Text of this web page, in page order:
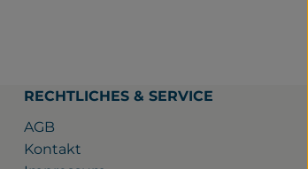
RECHTLICHES & SERVICE
AGB
Kontakt